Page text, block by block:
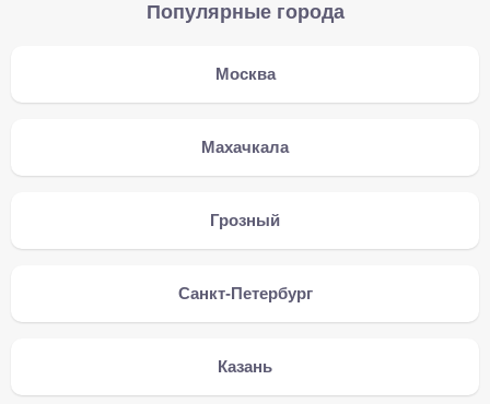
Популярные города
Москва
Махачкала
Грозный
Санкт-Петербург
Казань